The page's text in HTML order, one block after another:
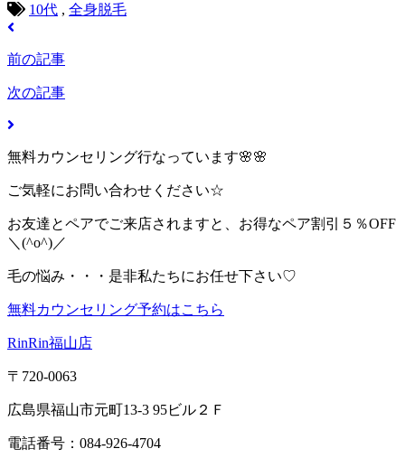
10代 , 全身脱毛
前の記事
次の記事
無料カウンセリング行なっています🌸🌸
ご気軽にお問い合わせください☆
お友達とペアでご来店されますと、お得なペア割引５％OFF
＼(^o^)／
毛の悩み・・・是非私たちにお任せ下さい♡
無料カウンセリング予約はこちら
RinRin福山店
〒720-0063
広島県福山市元町13-3 95ビル２Ｆ
電話番号：084-926-4704